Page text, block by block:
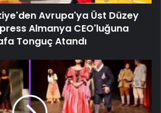
Avrupa'ya Üst Düzey
Almanya CEO'luğuna
Tonguç Atandı